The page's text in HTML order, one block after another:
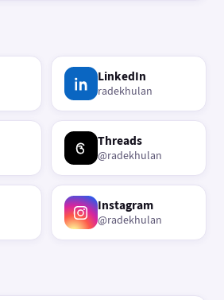
LinkedIn
radekhulan
Threads
@radekhulan
Instagram
@radekhulan